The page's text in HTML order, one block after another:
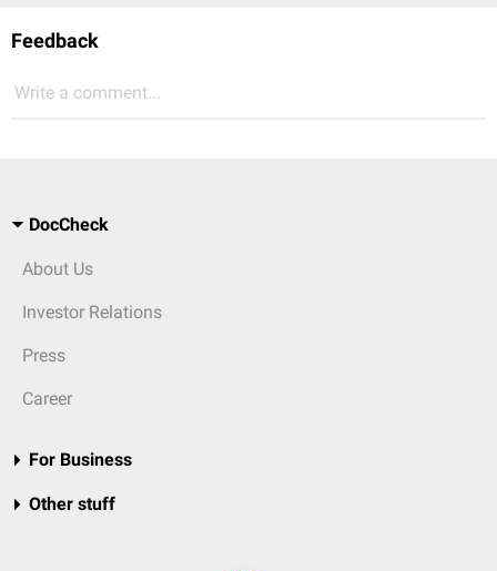
Feedback
Write a comment...
DocCheck
About Us
Investor Relations
Press
Career
For Business
Other stuff